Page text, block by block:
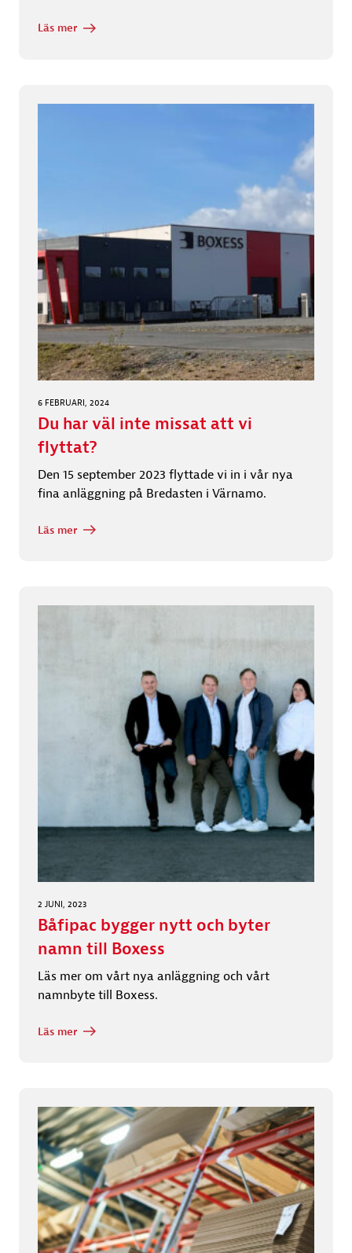
Läs mer
6 FEBRUARI, 2024
Du har väl inte missat att vi
flyttat?
Den 15 september 2023 flyttade vi in i vår nya
fina anläggning på Bredasten i Värnamo.
Läs mer
2 JUNI, 2023
Båfipac bygger nytt och byter
namn till Boxess
Läs mer om vårt nya anläggning och vårt
namnbyte till Boxess.
Läs mer